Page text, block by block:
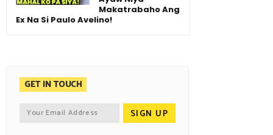
Makatrabaho Ang
Ex Na Si Paulo Avelino!
GET IN TOUCH